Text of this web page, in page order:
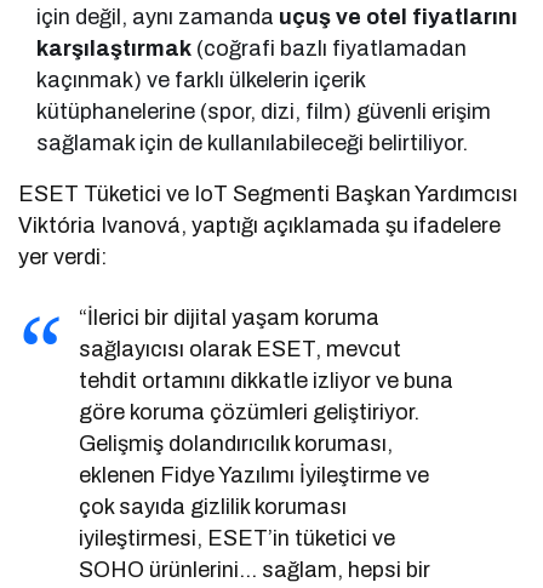
için değil, aynı zamanda uçuş ve otel fiyatlarını
karşılaştırmak (coğrafi bazlı fiyatlamadan
kaçınmak) ve farklı ülkelerin içerik
kütüphanelerine (spor, dizi, film) güvenli erişim
sağlamak için de kullanılabileceği belirtiliyor.
ESET Tüketici ve IoT Segmenti Başkan Yardımcısı
Viktória Ivanová, yaptığı açıklamada şu ifadelere
yer verdi:
“İlerici bir dijital yaşam koruma
sağlayıcısı olarak ESET, mevcut
tehdit ortamını dikkatle izliyor ve buna
göre koruma çözümleri geliştiriyor.
Gelişmiş dolandırıcılık koruması,
eklenen Fidye Yazılımı İyileştirme ve
çok sayıda gizlilik koruması
iyileştirmesi, ESET’in tüketici ve
SOHO ürünlerini… sağlam, hepsi bir